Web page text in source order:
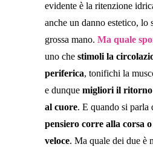
evidente è la ritenzione
anche un danno estetico, lo
grossa mano. Ma quale
uno che stimoli la
periferica, tonifichi la
e dunque migliori il ritorno
al cuore. E quando si parla
pensiero corre alla corsa
veloce. Ma quale dei due è